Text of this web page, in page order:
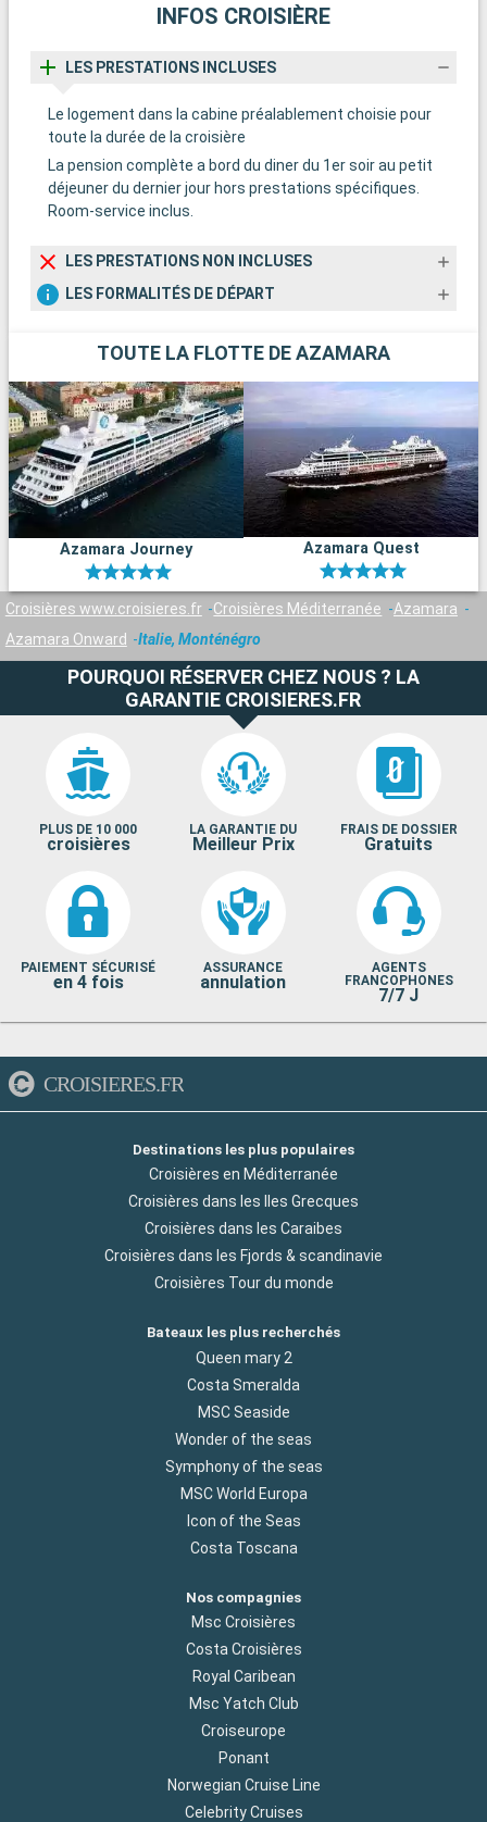
INFOS CROISIÈRE
LES PRESTATIONS INCLUSES
Le logement dans la cabine préalablement choisie pour
toute la durée de la croisière
La pension complète a bord du diner du 1er soir au petit
déjeuner du dernier jour hors prestations spécifiques.
Room-service inclus.
LES PRESTATIONS NON INCLUSES
LES FORMALITÉS DE DÉPART
TOUTE LA FLOTTE DE AZAMARA
Azamara Journey Azamara Quest
Croisières www.croisieres.fr Croisières Méditerranée
Azamara
Azamara Onward
Italie, Monténégro
POURQUOI RÉSERVER CHEZ NOUS ? LA
GARANTIE CROISIERES.FR
PLUS DE 10 000
croisières
LA GARANTIE DU
Meilleur Prix
FRAIS DE DOSSIER
Gratuits
PAIEMENT SÉCURISÉ
en 4 fois
ASSURANCE
annulation
AGENTS
FRANCOPHONES
7/7 J
CROISIERES.FR
Destinations les plus populaires
Croisières en Méditerranée
Croisières dans les Iles Grecques
Croisières dans les Caraibes
Croisières dans les Fjords & scandinavie
Croisières Tour du monde
Bateaux les plus recherchés
Queen mary 2
Costa Smeralda
MSC Seaside
Wonder of the seas
Symphony of the seas
MSC World Europa
Icon of the Seas
Costa Toscana
Nos compagnies
Msc Croisières
Costa Croisières
Royal Caribean
Msc Yatch Club
Croiseurope
Ponant
Norwegian Cruise Line
Celebrity Cruises